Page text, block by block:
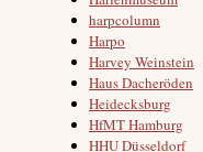
harpcolumn
Harpo
Harvey Weinstein
Haus Dacheröden
Heidecksburg
HfMT Hamburg
HHU Düsseldorf